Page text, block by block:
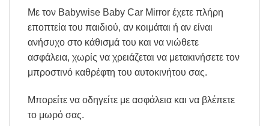
Με τον Babywise Baby Car Mirror έχετε πλήρη
εποπτεία του παιδιού, αν κοιμάται ή αν είναι
ανήσυχο στο κάθισμά του και να νιώθετε
ασφάλεια, χωρίς να χρειάζεται να μετακινήσετε τον
μπροστινό καθρέφτη του αυτοκινήτου σας.
Μπορείτε να οδηγείτε με ασφάλεια και να βλέπετε
το μωρό σας.